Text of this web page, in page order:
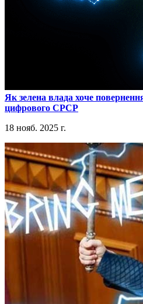
​Як зелена влада хоче
цифрового СРСР
18 нояб. 2025 г.